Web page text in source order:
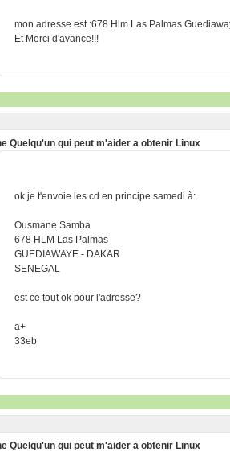
mon adresse est :678 Hlm Las Palmas
Et Merci d'avance!!!
Quelqu'un qui peut m'aider a obtenir Linux
ok je t'envoie les cd en principe samedi à:
Ousmane Samba
678 HLM Las Palmas
GUEDIAWAYE - DAKAR
SENEGAL
est ce tout ok pour l'adresse?
a+
33eb
Quelqu'un qui peut m'aider a obtenir Linux